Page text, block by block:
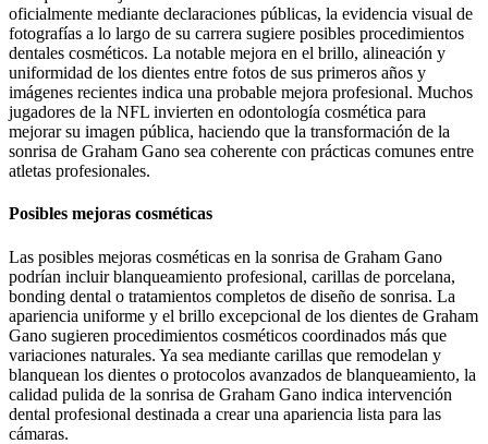
oficialmente mediante declaraciones públicas, la evidencia visual de
fotografías a lo largo de su carrera sugiere posibles procedimientos
dentales cosméticos. La notable mejora en el brillo, alineación y
uniformidad de los dientes entre fotos de sus primeros años y
imágenes recientes indica una probable mejora profesional. Muchos
jugadores de la NFL invierten en odontología cosmética para
mejorar su imagen pública, haciendo que la transformación de la
sonrisa de Graham Gano sea coherente con prácticas comunes entre
atletas profesionales.
Posibles mejoras cosméticas
Las posibles mejoras cosméticas en la sonrisa de Graham Gano
podrían incluir blanqueamiento profesional, carillas de porcelana,
bonding dental o tratamientos completos de diseño de sonrisa. La
apariencia uniforme y el brillo excepcional de los dientes de Graham
Gano sugieren procedimientos cosméticos coordinados más que
variaciones naturales. Ya sea mediante carillas que remodelan y
blanquean los dientes o protocolos avanzados de blanqueamiento, la
calidad pulida de la sonrisa de Graham Gano indica intervención
dental profesional destinada a crear una apariencia lista para las
cámaras.